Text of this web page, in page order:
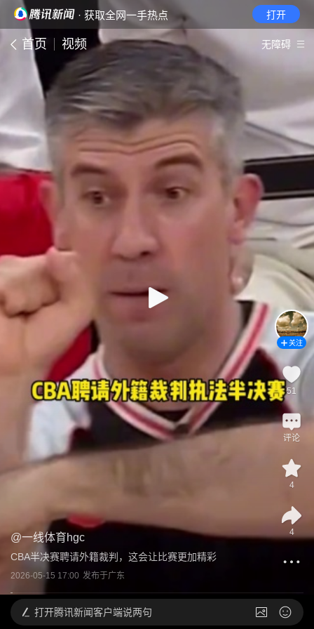
· 获取全网一手热点 打开
首页 视频 无障碍
@一线体育hgc
CBA半决赛聘请外籍裁判，这会让比赛更加精彩
2026-05-15 17:00 发布于广东
关注
51
评论
4
4
打开腾讯新闻客户端说两句